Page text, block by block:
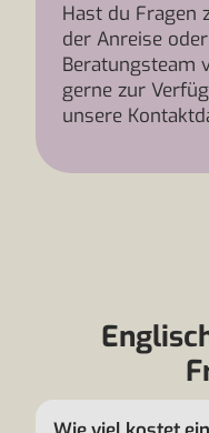
Hast du Fragen
der Anreise
Beratungsteam
gerne zur
unsere